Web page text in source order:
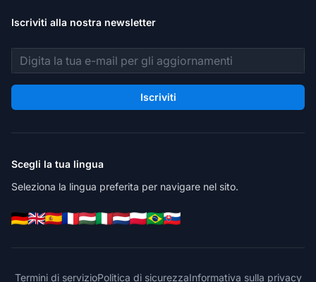
Iscriviti alla nostra newsletter
Indirizzo email
Iscriviti
Scegli la tua lingua
Seleziona la lingua preferita per navigare nel sito.
Termini di servizioPolitica di sicurezzaInformativa sulla privacy